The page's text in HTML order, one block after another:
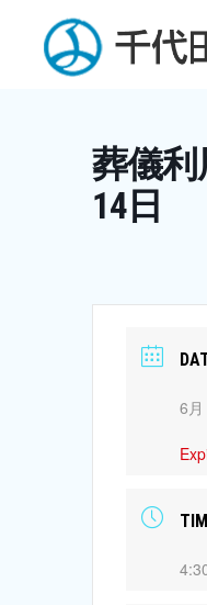
content
葬儀
14日
6